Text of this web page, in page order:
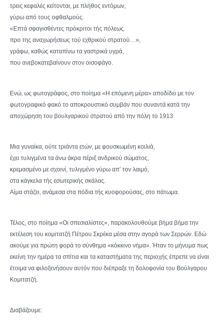
τρεις κεφαλές κείτονται, με πλήθος εντόμων,
γύρω από τους οφθαλμούς.
«Επτά σφαγισθέντες πρόκριτοι τής πόλεως
προ της αναχωρήσεως τού εχθρικού στρατού…»,
γράφω, καθώς καταπίνω τα γαστρικά υγρά,
που ανεβοκατεβαίνουν στον οισοφάγο.
Ενώ, ως φωτογράφος, στο ποίημα «Η επόμενη μέρα» αποδίδει με τον
φωτογραφικό φακό το αποκρουστικό συμβάν που συναντά κατά την
αποχώρηση του βουλγαρικού στρατού από την πόλη το 1913
Μια γυναίκα, ούτε τριάντα ετών, με φουσκωμένη κοιλιά,
έχει τυλιγμένα τα άνω άκρα πέριξ ανδρικού σώματος,
κρεμασμένο με σχοινί, τυλιγμένο γύρω απ’ τον λαιμό,
στα κάγκελα τής εσωτερικής σκάλας.
Αίμα στάζει, ανάμεσα στα πόδια τής κυοφορούσας, στο πάτωμα.
Τέλος, στο ποίημα «Οι σπεσιαλίστες», παρακολουθούμε βήμα βήμα την
εκτέλεση του κομιτατζή Πέτρου Σκρέκα μέσα στην αγορά των Σερρών. Εδώ
ακούμε για πρώτη φορά το σύνθημα «κόκκινο νήμα». Ήταν το μήνυμα πως
εκείνη την ημέρα τα σπίτια και τα καταστήματα της περιοχής έπρεπε να είναι
έτοιμα να φιλοξενήσουν αυτόν που διέπραξε τη δολοφονία του Βούλγαρου
Κομιτατζή.
Διαβάζουμε: